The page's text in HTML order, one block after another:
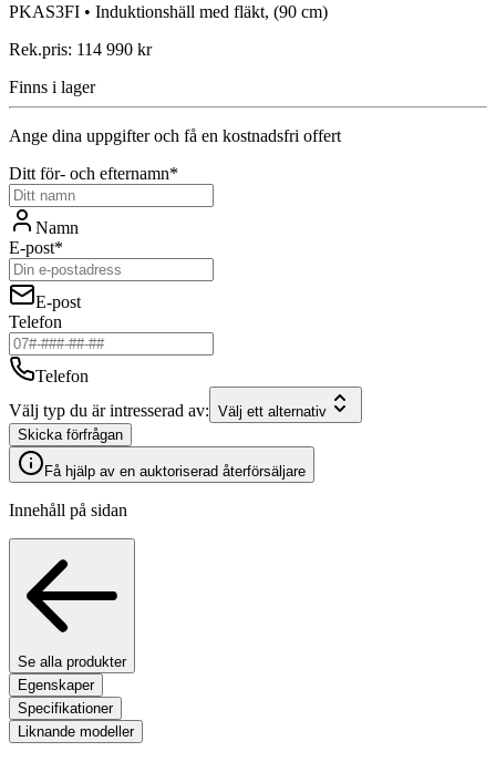
PKAS3FI • Induktionshäll med fläkt, (90 cm)
Rek.pris: 114 990 kr
Finns i lager
Ange dina uppgifter och få en kostnadsfri offert
Ditt för- och efternamn*
Namn
E-post*
E-post
Telefon
Telefon
Välj typ du är intresserad av: Välj ett alternativ
Skicka förfrågan
Få hjälp av en auktoriserad återförsäljare
Innehåll på sidan
Se alla produkter
Egenskaper
Specifikationer
Liknande modeller